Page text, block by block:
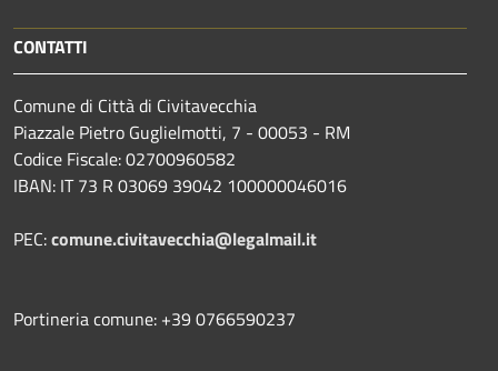
CONTATTI
Comune di Città di Civitavecchia
Piazzale Pietro Guglielmotti, 7 - 00053 - RM
Codice Fiscale: 02700960582
IBAN: IT 73 R 03069 39042 100000046016
PEC:comune.civitavecchia@legalmail.it
Portineria comune: +39 0766590237